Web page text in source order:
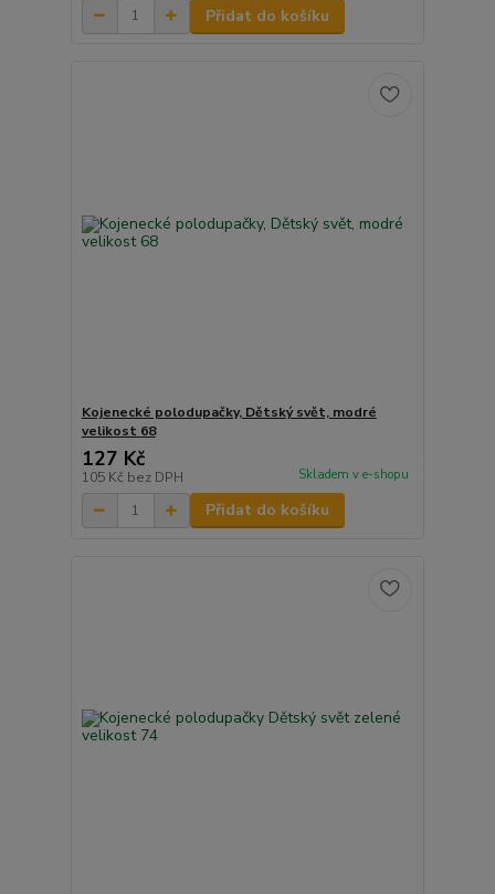
Přidat do košíku
Kojenecké polodupačky, Dětský svět, modré
velikost 68
127 Kč
105 Kč bez DPH Skladem v e-shopu
Přidat do košíku